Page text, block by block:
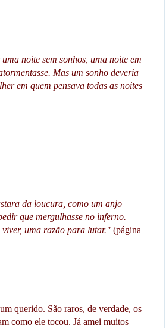
noite sem sonhos, uma noite em
Mas um sonho deveria
em quem pensava todas as noites
da loucura, como um anjo
que mergulhasse no inferno.
uma razão para lutar."(página
querido. São raros, de verdade, os
como ele tocou. Já amei muitos